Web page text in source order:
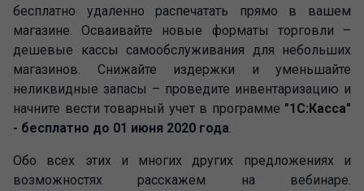
бесплатно удаленно распечатать прямо в вашем
магазине. Осваивайте новые форматы торговли –
дешевые кассы самообслуживания для небольших
магазинов. Снижайте издержки и уменьшайте
неликвидные запасы – проведите инвентаризацию и
начните вести товарный учет в программе "1С:Касса"
- бесплатно до 01 июня 2020 года.
Обо всех этих и многих других предложениях и
возможностях расскажем на вебинаре.